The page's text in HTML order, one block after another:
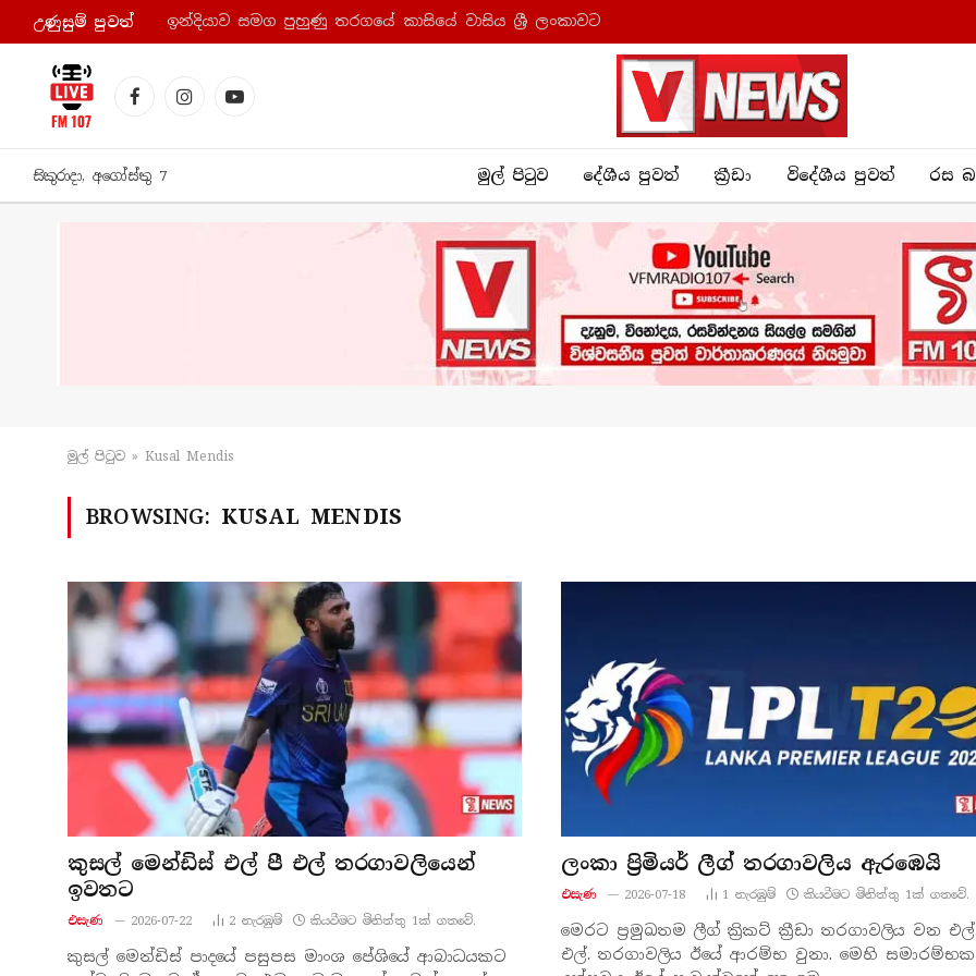
උණුසුම් පුව​ත් ඉන්දියාව සමග පුහුණු තරගයේ කාසියේ වාසිය ශ්‍රී ලංකාවට
FacebookInstagramYouTube
සිකුරාදා, අගෝස්තු 7 මුල් පිටුව දේශීය පුව​ත් ක්‍රී​ඩා විදේශීය පුවත් රස
මුල් පිටු​ව » Kusal Mendis
BROWSING: KUSAL MENDIS
කුසල් මෙන්ඩිස් එල් පී එල් තරගාවලියෙන්
ඉවතට
එසැණ 2026-07-22 2 නැරඹු​ම් කියවීමට මිනිත්තු 1ක් ගතවේ.
කුසල් මෙන්ඩිස් පාදයේ පසුපස මාංශ පේශියේ ආබාධයකට
ලංකා ප්‍රිමියර් ලීග් තරගාවලිය ඇරඹෙයි
එසැණ 2026-07-18 1 නැරඹු​ම් කියවීමට මිනිත්තු 1ක් ගතවේ.
මෙරට ප්‍රමුඛතම ලීග් ක්‍රිකට් ක්‍රීඩා තරගාවලිය වන
එල්. තරගාවලිය ඊයේ ආරම්භ වුනා. මෙහි සමාරම්භක